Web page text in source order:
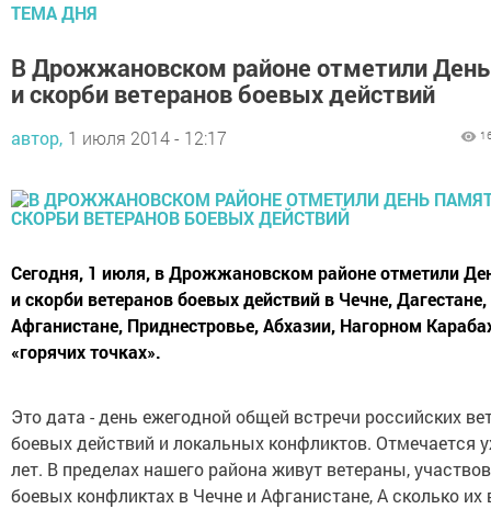
ТЕМА ДНЯ
В Дрожжановском районе отметили
и скорби ветеранов боевых действий
автор, 1 июля 2014 - 12:17
Сегодня, 1 июля, в Дрожжановском районе отметили
и скорби ветеранов боевых действий в Чечне, Дагестане,
Афганистане, Приднестровье, Абхазии, Нагорном
«горячих точках».
Это дата - день ежегодной общей встречи российских
боевых действий и локальных конфликтов. Отмечается
лет. В пределах нашего района живут ветераны,
боевых конфликтах в Чечне и Афганистане, А сколько их